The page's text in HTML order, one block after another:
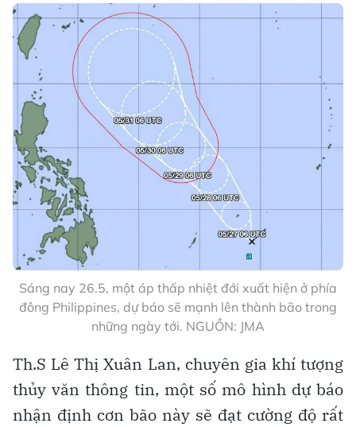
Sáng nay 26.5, một áp thấp nhiệt đới xuất hiện ở phía
đông Philippines, dự báo sẽ mạnh lên thành bão trong
những ngày tới. NGUỒN: JMA
Th.S Lê Thị Xuân Lan, chuyên gia khí tượng
thủy văn thông tin, một số mô hình dự báo
nhận định cơn bão này sẽ đạt cường độ rất